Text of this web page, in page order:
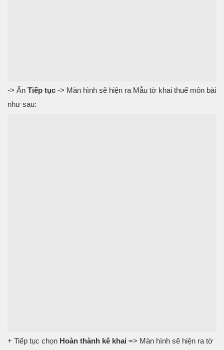
-> Ấn Tiếp tục -> Màn hình sẽ hiện ra Mẫu tờ khai thuế môn bài
như sau:
+ Tiếp tục chọn Hoàn thành kê khai => Màn hình sẽ hiện ra tờ